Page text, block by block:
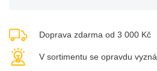
Doprava zdarma od 3 000 Kč
V sortimentu se opravdu